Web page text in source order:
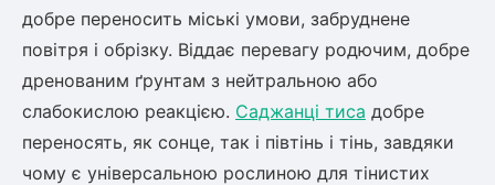
Кизил
Диплоидная слива
Азіатська груша
Багаторічні рослини
Молодило (Кам'яні троянди)
М'ята
Лаванда
Бамбук
Пряні трави
добре переносить міські умови, забруднене
повітря і обрізку. Віддає перевагу родючим, добре
дренованим ґрунтам з нейтральною або
слабокислою реакцією. Саджанці тиса добре
переносять, як сонце, так і півтінь і тінь, завдяки
чому є універсальною рослиною для тінистих